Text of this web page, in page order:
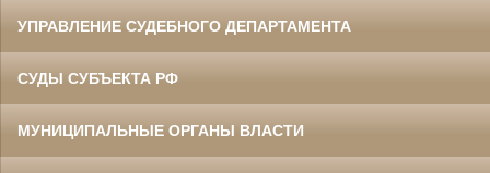
Жилин Иван Назарович
Судья Белгородского областного суда
в период с 1967 по 1986 гг.
Заслуженный юрист РСФСР
УПРАВЛЕНИЕ СУДЕБНОГО ДЕПАРТАМЕНТА
СУДЫ СУБЪЕКТА РФ
МУНИЦИПАЛЬНЫЕ ОРГАНЫ ВЛАСТИ